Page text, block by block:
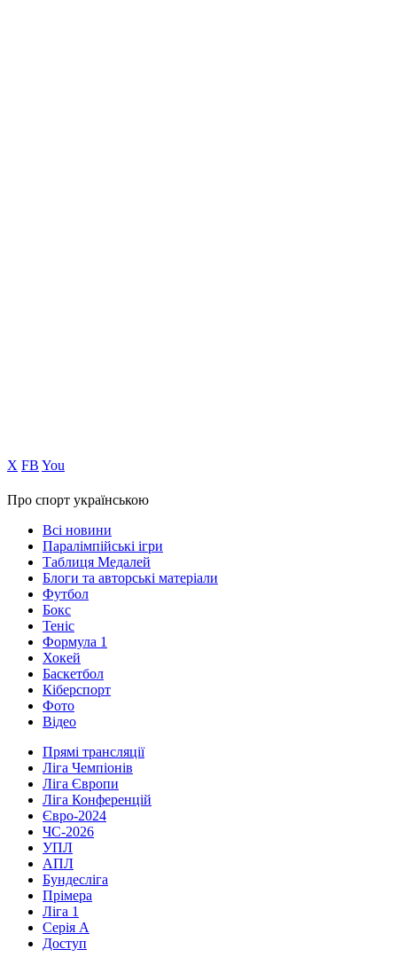
Х FB You
Про спорт українською
Всі новини
Паралімпійські ігри
Таблиця Медалей
Блоги та авторські матеріали
Футбол
Бокс
Теніс
Формула 1
Хокей
Баскетбол
Кіберспорт
Фото
Відео
Прямі трансляції
Ліга Чемпіонів
Ліга Європи
Ліга Конференцій
Євро-2024
ЧС-2026
УПЛ
АПЛ
Бундесліга
Прімера
Ліга 1
Серія А
Доступ